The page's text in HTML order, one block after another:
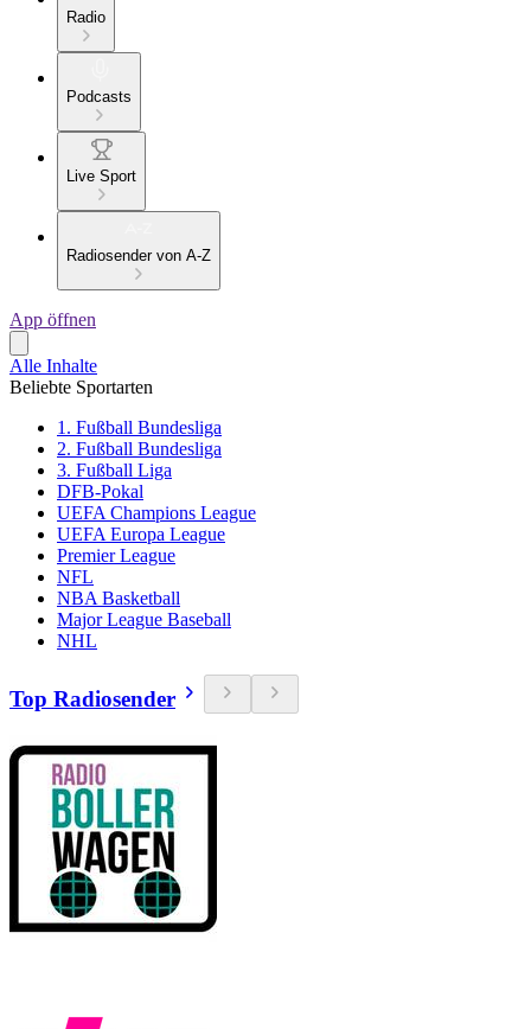
Radio
Podcasts
Live Sport
Radiosender von A-Z
App öffnen
Alle Inhalte
Beliebte Sportarten
1. Fußball Bundesliga
2. Fußball Bundesliga
3. Fußball Liga
DFB-Pokal
UEFA Champions League
UEFA Europa League
Premier League
NFL
NBA Basketball
Major League Baseball
NHL
Top Radiosender